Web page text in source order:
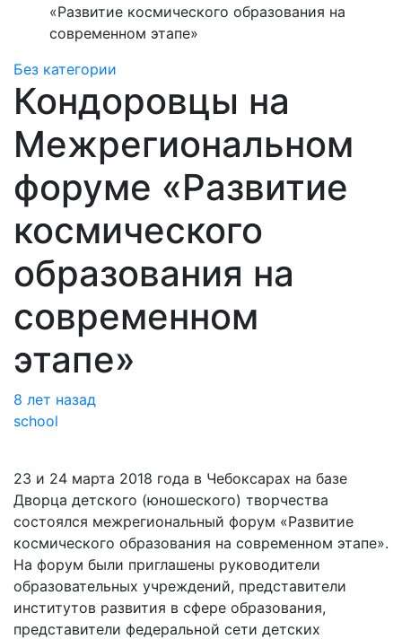
«Развитие космического образования на
современном этапе»
Без категории
Кондоровцы на
Межрегиональном
форуме «Развитие
космического
образования на
современном
этапе»
8 лет назад
school
23 и 24 марта 2018 года в Чебоксарах на базе
Дворца детского (юношеского) творчества
состоялся межрегиональный форум «Развитие
космического образования на современном этапе».
На форум были приглашены руководители
образовательных учреждений, представители
институтов развития в сфере образования,
представители федеральной сети детских